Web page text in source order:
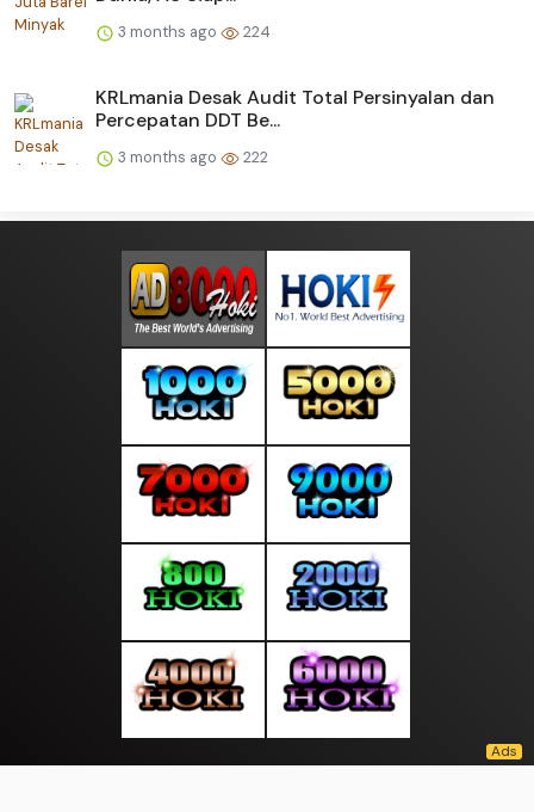
3 months ago 224
KRLmania Desak Audit Total Persinyalan dan
Percepatan DDT Be...
3 months ago 222